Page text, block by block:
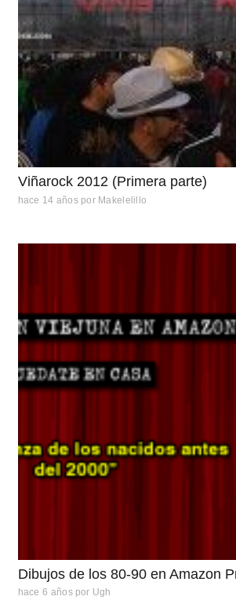
Viñarock 2012 (Primera parte)
hace 14 años por Makelelillo
Dibujos de los 80-90 en Amazon
hace 6 años por Ugh